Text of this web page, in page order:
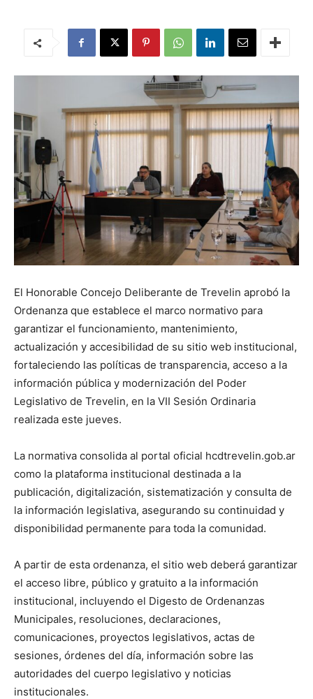
El Honorable Concejo Deliberante de Trevelin aprobó la
Ordenanza que establece el marco normativo para
garantizar el funcionamiento, mantenimiento,
actualización y accesibilidad de su sitio web institucional,
fortaleciendo las políticas de transparencia, acceso a la
información pública y modernización del Poder
Legislativo de Trevelin, en la VII Sesión Ordinaria
realizada este jueves.
La normativa consolida al portal oficial hcdtrevelin.gob.ar
como la plataforma institucional destinada a la
publicación, digitalización, sistematización y consulta de
la información legislativa, asegurando su continuidad y
disponibilidad permanente para toda la comunidad.
A partir de esta ordenanza, el sitio web deberá garantizar
el acceso libre, público y gratuito a la información
institucional, incluyendo el Digesto de Ordenanzas
Municipales, resoluciones, declaraciones,
comunicaciones, proyectos legislativos, actas de
sesiones, órdenes del día, información sobre las
autoridades del cuerpo legislativo y noticias
institucionales.